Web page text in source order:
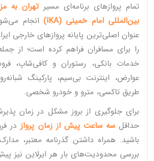
تمام پروازهای برنامه‌ای مسیر تهران به
بین‌المللی امام خمینی (IKA)
انجام
عنوان اصلی‌ترین پایانه پروازهای خارجی
را برای مسافران فراهم کرده است؛ از
خدمات بانکی، رستوران و کافی‌شاپ،
عوارض، اینترنت بی‌سیم، پارکینگ
طریق تاکسی، مترو و خودرو شخصی.
برای جلوگیری از بروز مشکل در زمان
حداقلسه ساعت پیش از زمان پروازدر
باشید. همراه داشتن گذرنامه معتبر،
بررسی محدودیت‌های بار هر ایرلاین نیز